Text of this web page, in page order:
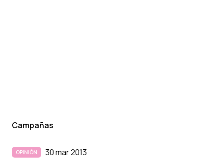
Campañas
OPINIÓN 30 mar 2013